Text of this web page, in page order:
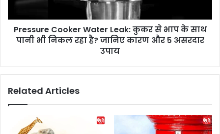
बा
ल
टे
C
r
a
Pressure Cooker Water Leak: कुकर से भाप के साथ
पानी भी निकल रहा है? जानिए कारण और 5 असरदार
उपाय
Related Articles